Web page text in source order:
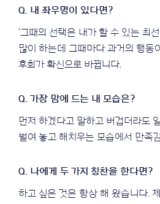
'그때의 선택은 내가 할 수 있는 최
많이 하는데 그때마다 과거의 행동
후회가 확신으로 바뀝니다.
먼저 하겠다고 말하고 버겁더라도
벌여 놓고 해치우는 모습에서 만족
하고 싶은 것은 항상 해 왔습니다.